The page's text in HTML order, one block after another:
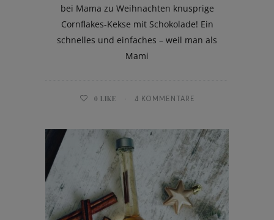
bei Mama zu Weihnachten knusprige
Cornflakes-Kekse mit Schokolade! Ein
schnelles und einfaches – weil man als
Mami
0 LIKE 4 KOMMENTARE